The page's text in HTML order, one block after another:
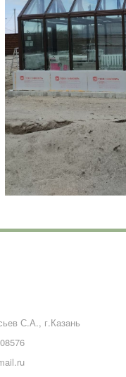
С.А., г.Казань